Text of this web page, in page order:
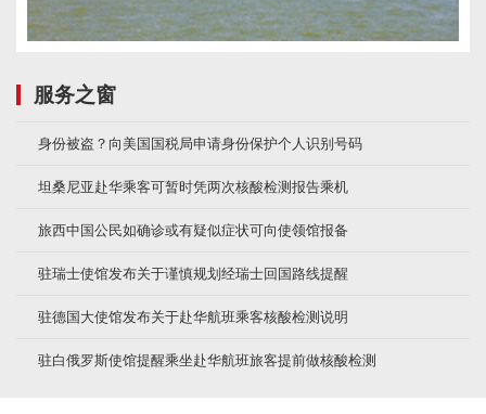
服务之窗
身份被盗？向美国国税局申请身份保护个人识别号码
坦桑尼亚赴华乘客可暂时凭两次核酸检测报告乘机
旅西中国公民如确诊或有疑似症状可向使领馆报备
驻瑞士使馆发布关于谨慎规划经瑞士回国路线提醒
驻德国大使馆发布关于赴华航班乘客核酸检测说明
驻白俄罗斯使馆提醒乘坐赴华航班旅客提前做核酸检测